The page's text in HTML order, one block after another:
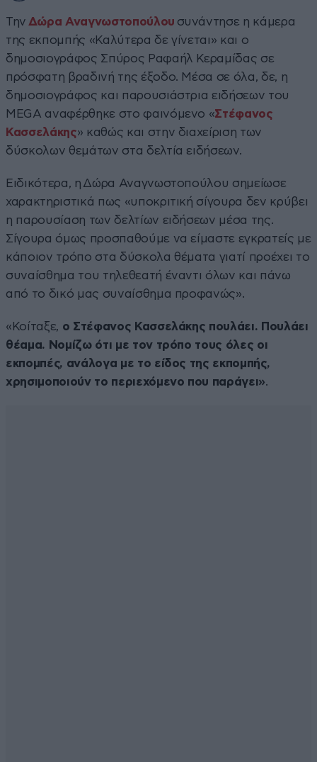
Την Δώρα Αναγνωστοπούλου συνάντησε η κάμερα
της εκπομπής «Καλύτερα δε γίνεται» και ο
δημοσιογράφος Σπύρος Ραφαήλ Κεραμίδας σε
πρόσφατη βραδινή της έξοδο. Μέσα σε όλα, δε, η
δημοσιογράφος και παρουσιάστρια ειδήσεων του
MEGA αναφέρθηκε στο φαινόμενο «Στέφανος
Κασσελάκης» καθώς και στην διαχείριση των
δύσκολων θεμάτων στα δελτία ειδήσεων.
Ειδικότερα, η Δώρα Αναγνωστοπούλου σημείωσε
χαρακτηριστικά πως «υποκριτική σίγουρα δεν κρύβει
η παρουσίαση των δελτίων ειδήσεων μέσα της.
Σίγουρα όμως προσπαθούμε να είμαστε εγκρατείς με
κάποιον τρόπο στα δύσκολα θέματα γιατί προέχει το
συναίσθημα του τηλεθεατή έναντι όλων και πάνω
από το δικό μας συναίσθημα προφανώς».
«Κοίταξε, ο Στέφανος Κασσελάκης πουλάει. Πουλάει
θέαμα. Νομίζω ότι με τον τρόπο τους όλες οι
εκπομπές, ανάλογα με το είδος της εκπομπής,
χρησιμοποιούν το περιεχόμενο που παράγει».